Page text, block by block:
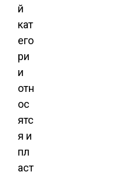
й
кат
его
ри
и
отн
ос
ятс
я и
пл
аст